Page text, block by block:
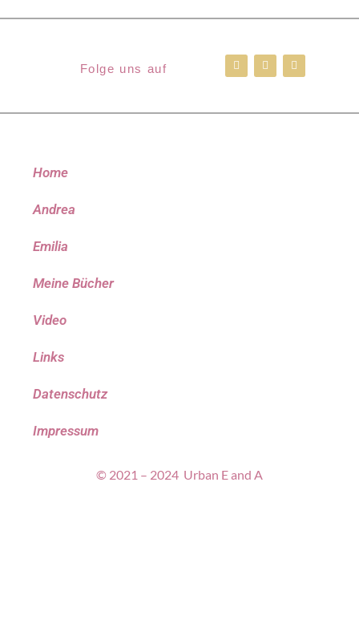
Folge uns auf
Home
Andrea
Emilia
Meine Bücher
Video
Links
Datenschutz
Impressum
© 2021 – 2024 Urban E and A